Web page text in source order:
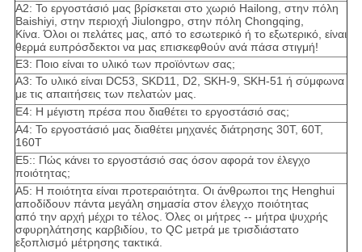
Α2: Το εργοστάσιό μας βρίσκεται στο χωριό Hailong, στην πόλη
Baishiyi, στην περιοχή Jiulongpo, στην πόλη Chongqing,
Κίνα. Όλοι οι πελάτες μας, από το εσωτερικό ή το εξωτερικό, είναι
θερμά ευπρόσδεκτοι να μας επισκεφθούν ανά πάσα στιγμή!
Ε3: Ποιο είναι το υλικό των προϊόντων σας;
Α3: Το υλικό είναι DC53, SKD11, D2, SKH-9, SKH-51 ή σύμφωνα
με τις απαιτήσεις των πελατών μας.
Ε4: Η μέγιστη πρέσα που διαθέτει το εργοστάσιό σας;
Α4: Το εργοστάσιό μας διαθέτει μηχανές διάτρησης 30T, 60T,
160T
Ε5:: Πώς κάνει το εργοστάσιό σας όσον αφορά τον έλεγχο
ποιότητας;
Α5: Η ποιότητα είναι προτεραιότητα. Οι άνθρωποι της Henghui
αποδίδουν πάντα μεγάλη σημασία στον έλεγχο ποιότητας
από την αρχή μέχρι το τέλος. Όλες οι μήτρες -- μήτρα ψυχρής
σφυρηλάτησης καρβιδίου, το QC μετρά με τρισδιάστατο
εξοπλισμό μέτρησης τακτικά.